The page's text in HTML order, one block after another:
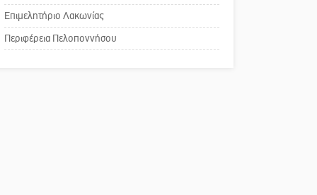
Το δικό σας σχόλιο:
Παράδειγμα κοινωνικής
Επιμελητήριο Λακωνίας
Περιφέρεια Πελοποννήσου